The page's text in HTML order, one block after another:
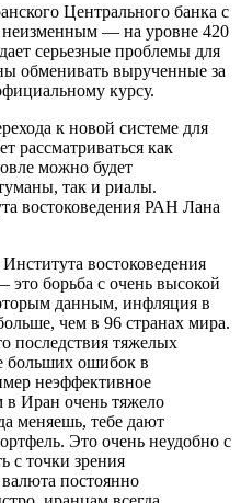
Центрального банка с
неизменным — на уровне 420
серьезные проблемы для
обменивать вырученные за
курсу.
к новой системе для
рассматриваться как
можно будет
так и риалы.
востоковедения РАН Лана
востоковедения
борьба с очень высокой
данным, инфляция в
чем в 96 странах мира.
последствия тяжелых
больших ошибок в
неэффективное
Иран очень тяжело
меняешь, тебе дают
Это очень неудобно с
с точки зрения
постоянно